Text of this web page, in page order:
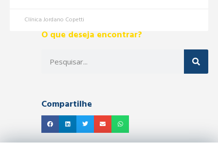
Clínica Jordano Copetti
O que deseja encontrar?
Compartilhe